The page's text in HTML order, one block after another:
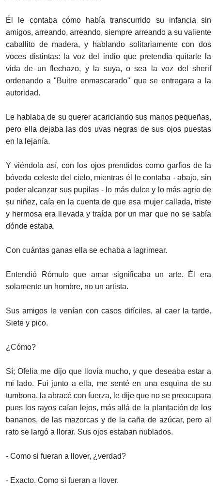
Él le contaba cómo había transcurrido su infancia sin
amigos, arreando, arreando, siempre arreando a su valiente
caballito de madera, y hablando solitariamente con dos
voces distintas: la voz del indio que pretendía quitarle la
vida de un flechazo, y la suya, o sea la voz del sherif
ordenando a "Buitre enmascarado" que se entregara a la
autoridad.
Le hablaba de su querer acariciando sus manos pequeñas,
pero ella dejaba las dos uvas negras de sus ojos puestas
en la lejanía.
Y viéndola así, con los ojos prendidos como garfios de la
bóveda celeste del cielo, mientras él le contaba - abajo, sin
poder alcanzar sus pupilas - lo más dulce y lo más agrio de
su niñez, caía en la cuenta de que esa mujer callada, triste
y hermosa era llevada y traída por un mar que no se sabía
dónde estaba.
Con cuántas ganas ella se echaba a lagrimear.
Entendió Rómulo que amar significaba un arte. Él era
solamente un hombre, no un artista.
Sus amigos le venían con casos difíciles, al caer la tarde.
Siete y pico.
¿Cómo?
Sí; Ofelia me dijo que llovía mucho, y que deseaba estar a
mi lado. Fui junto a ella, me senté en una esquina de su
tumbona, la abracé con fuerza, le dije que no se preocupara
pues los rayos caían lejos, más allá de la plantación de los
bananos, de las mazorcas y de la caña de azúcar, pero al
rato se largó a llorar. Sus ojos estaban nublados.
- Como si fueran a llover, ¿verdad?
- Exacto. Como si fueran a llover.